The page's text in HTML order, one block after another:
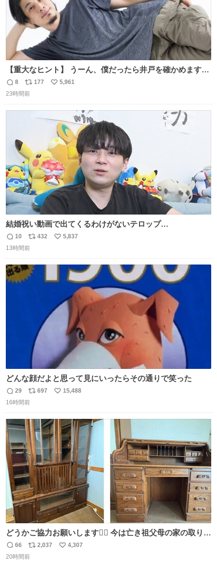
【重大なヒント】 うーん、僕だったら井戸を確かめますけ
どね
返
信
8
リ
ポ
177
い
数
5,961
23時間前
結婚祝い動画で出てくるわけがないテロップ
youtu.be/4pJ7U22AYtw
返
信
10
リ
ポ
ト
数
432
い
5,837
13時間前
どんな顔だよと思って見にいったらその通りで笑った
返
信
29
リ
ポ
ト
数
697
い
数
15,488
16時間前
どうかご協力お願いします🙇‍♂️ 今は亡き祖父母の家の取り壊
しが決まり、どうしても処分して欲しくない食器棚と机の
引き取り手を探しております この2つは私の祖母が当初一
返
信
66
リ
ポ
2,037
い
4,307
20時間前